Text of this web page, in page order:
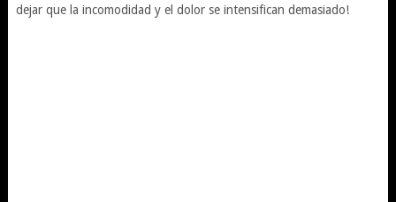
dejar que la incomodidad y el dolor se intensifican demasiado!